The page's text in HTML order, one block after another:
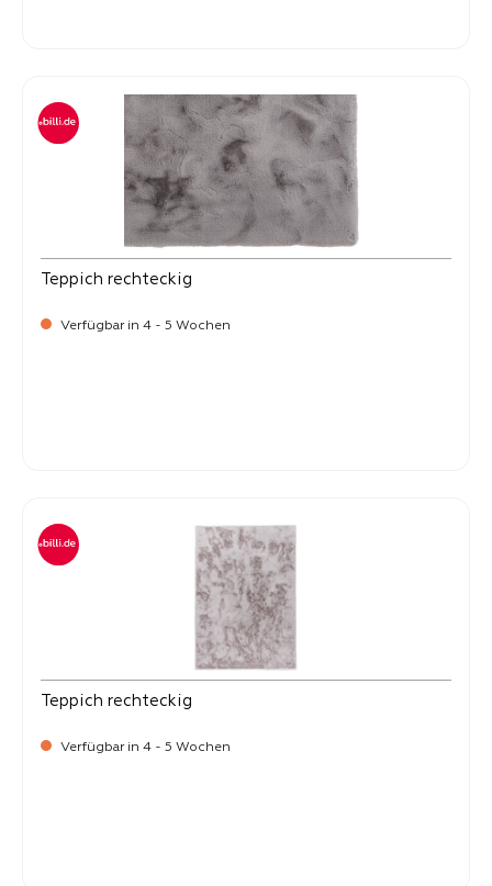
Teppich rechteckig
Verfügbar in 4 - 5 Wochen
Teppich rechteckig
Verfügbar in 4 - 5 Wochen